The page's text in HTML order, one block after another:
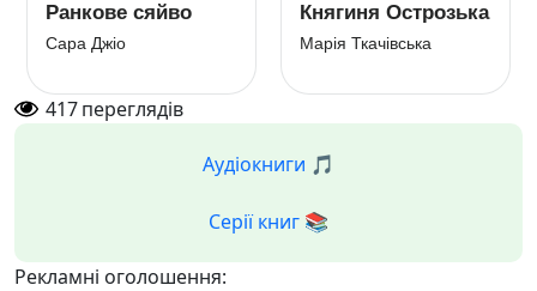
Ранкове сяйво
Сара Джіо
Княгиня Острозька
Марія Ткачівська
417переглядів
Аудіокниги 🎵
Серії книг 📚
Рекламні оголошення: